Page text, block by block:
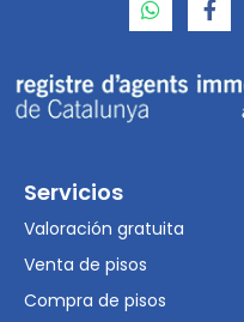
Servicios
Valoración gratuita
Venta de pisos
Compra de pisos